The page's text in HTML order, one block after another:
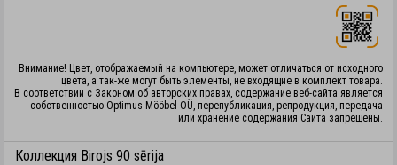
Внимание! Цвет, отображаемый на компьютере, может отличаться от исходного
цвета, а так-же могут быть элементы, не входящие в комплект товара.
В соответствии с Законом об авторских правах, содержание веб-сайта является
собственностью Optimus Mööbel OÜ, перепубликация, репродукция, передача
или хранение содержания Сайта запрещены.
Коллекция Birojs 90 sērija